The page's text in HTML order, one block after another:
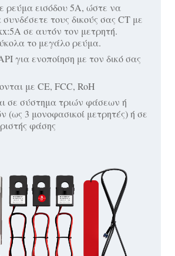
ρεύμα εισόδου 5A, ώστε να
τους δικούς σας CT με
σε αυτόν τον μετρητή.
το μεγάλο ρεύμα.
για ενοποίηση με τον δικό σας
με CE, FCC, RoH
σε σύστημα τριών φάσεων ή
(ως 3 μονοφασικοί μετρητές) ή σε
φάσης